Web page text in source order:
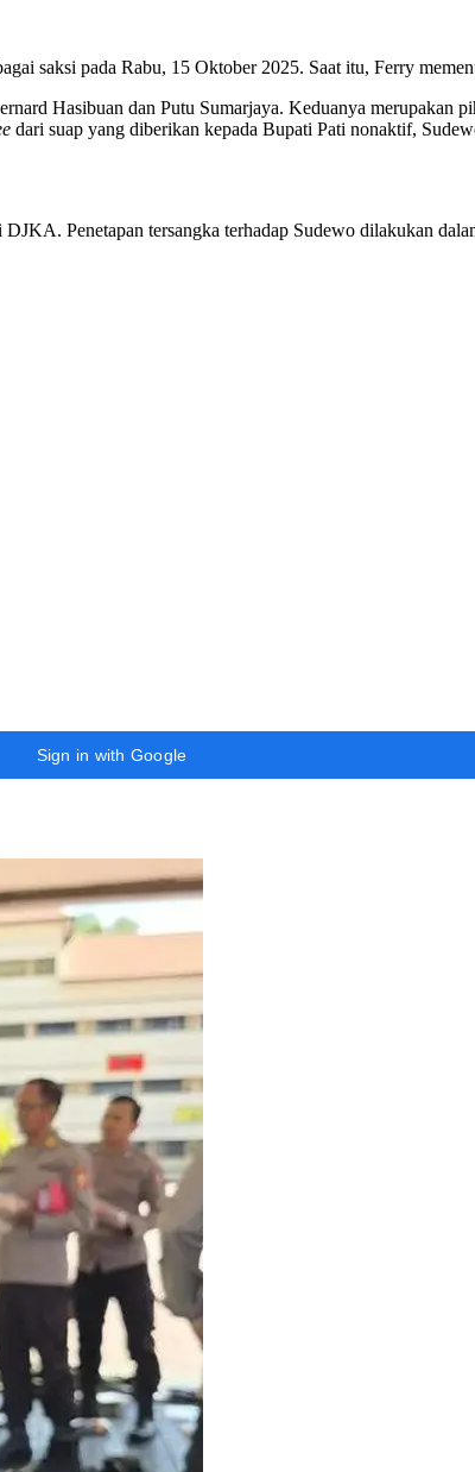
saksi pada Rabu, 15 Oktober 2025. Saat itu, Ferry
Hasibuan dan Putu Sumarjaya. Keduanya merupakan
dari suap yang diberikan kepada Bupati Pati nonaktif,
Penetapan tersangka terhadap Sudewo dilakukan
Sign in with Google